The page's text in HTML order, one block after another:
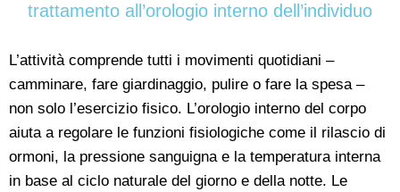
trattamento all’orologio interno dell’individuo
L’attività comprende tutti i movimenti quotidiani –
camminare, fare giardinaggio, pulire o fare la spesa –
non solo l’esercizio fisico. L’orologio interno del corpo
aiuta a regolare le funzioni fisiologiche come il rilascio di
ormoni, la pressione sanguigna e la temperatura interna
in base al ciclo naturale del giorno e della notte. Le